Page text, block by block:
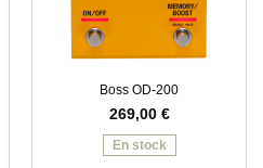
Boss OD-200
269,00 €
En stock